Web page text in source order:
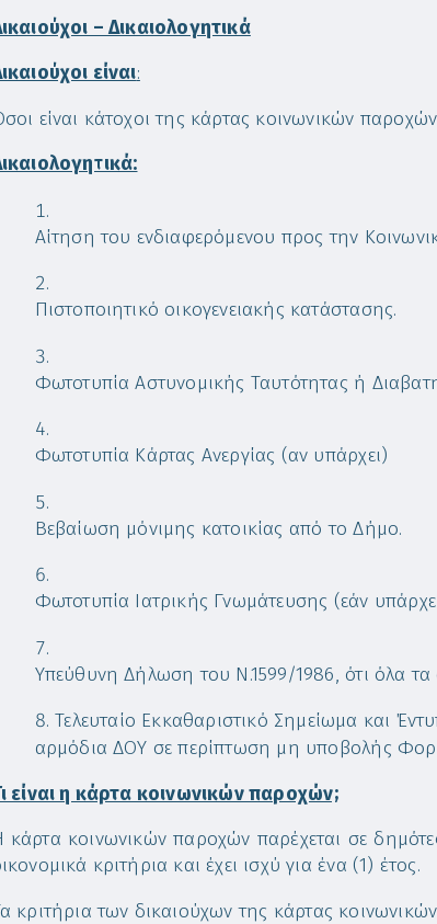
– Δικαιολογητικά
είναι:
είναι κάτοχοι της κάρτας κοινωνικών παροχών
Αίτηση του ενδιαφερόμενου προς την
Πιστοποιητικό οικογενειακής κατάστασης.
Φωτοτυπία Αστυνομικής Ταυτότητας ή
Φωτοτυπία Κάρτας Ανεργίας (αν υπάρχει)
Βεβαίωση μόνιμης κατοικίας από το Δήμο.
Φωτοτυπία Ιατρικής Γνωμάτευσης (εάν
Υπεύθυνη Δήλωση του Ν.1599/1986, ότι όλα τα
Τελευταίο Εκκαθαριστικό Σημείωμα και
αρμόδια ΔΟΥ σε περίπτωση μη υποβολής
είναι η κάρτα κοινωνικών παροχών;
κάρτα κοινωνικών παροχών παρέχεται σε
κριτήρια και έχει ισχύ για ένα (1) έτος.
κριτήρια των δικαιούχων της κάρτας